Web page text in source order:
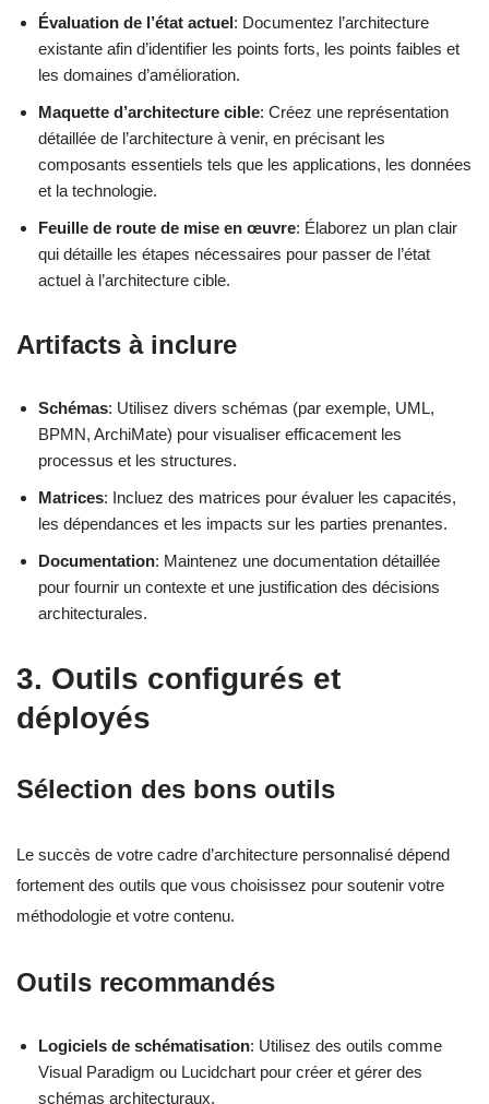
Évaluation de l’état actuel: Documentez l’architecture
existante afin d’identifier les points forts, les points faibles et
les domaines d’amélioration.
Maquette d’architecture cible: Créez une représentation
détaillée de l’architecture à venir, en précisant les
composants essentiels tels que les applications, les données
et la technologie.
Feuille de route de mise en œuvre: Élaborez un plan clair
qui détaille les étapes nécessaires pour passer de l’état
actuel à l’architecture cible.
Artifacts à inclure
Schémas: Utilisez divers schémas (par exemple, UML,
BPMN, ArchiMate) pour visualiser efficacement les
processus et les structures.
Matrices: Incluez des matrices pour évaluer les capacités,
les dépendances et les impacts sur les parties prenantes.
Documentation: Maintenez une documentation détaillée
pour fournir un contexte et une justification des décisions
architecturales.
3. Outils configurés et
déployés
Sélection des bons outils
Le succès de votre cadre d’architecture personnalisé dépend
fortement des outils que vous choisissez pour soutenir votre
méthodologie et votre contenu.
Outils recommandés
Logiciels de schématisation: Utilisez des outils comme
Visual Paradigm ou Lucidchart pour créer et gérer des
schémas architecturaux.